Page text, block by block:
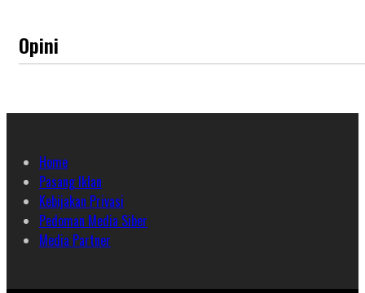
Opini
Home
Pasang Iklan
Kebijakan Privasi
Pedoman Media Siber
Media Partner